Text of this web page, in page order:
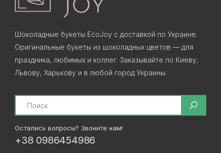
Шоколадные букеты EcoJoy с доставкой по Украине.
Оригинальные букеты из шоколадных цветов — для
праздника, любимых и коллег. Заказывайте по Киеву,
Львову, Харькову и в любой город Украины.
Search
Остались вопросы? Звоните нам!
+38 0986454986